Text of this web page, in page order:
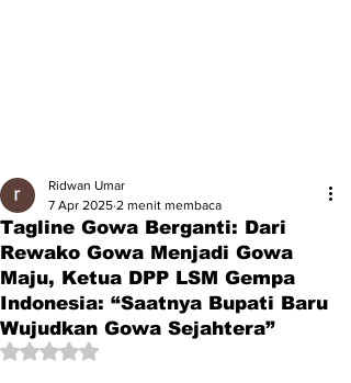
Tagline Gowa Berganti: Dari
Rewako Gowa Menjadi Gowa
Maju, Ketua DPP LSM Gempa
Indonesia: “Saatnya Bupati Baru
Wujudkan Gowa Sejahtera”
Ridwan Umar
7 Apr 2025 2 menit membaca
Dinilai NaN dari 5 bintang.